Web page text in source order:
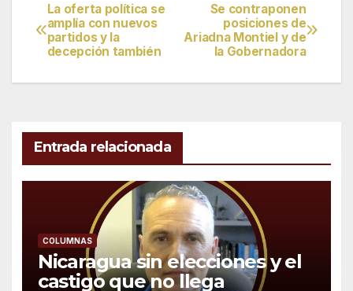
Navegación
de
entradas
Se contraponen
posiciones de
Ariadna Montiel y de
la Gobernadora
La oferta política se
amplía con nuevos
partidos y la
decepción también
Entrada relacionada
COLUMNAS
Nicaragua sin elecciones y el
castigo que no llega